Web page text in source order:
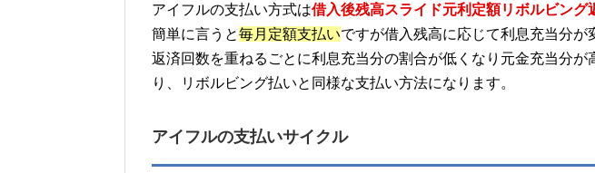
アイフルの支払い方式は借入後残高スライド元利定額リボルビング
簡単に言うと毎月定額支払いですが借入残高に応じて利息充当分が
返済回数を重ねるごとに利息充当分の割合が低くなり元金充当分が
り、リボルビング払いと同様な支払い方法になります。
アイフルの支払いサイクル